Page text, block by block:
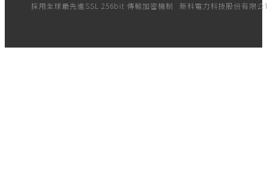
採用全球最先進SSL 256bit 傳輸加密機制
新科電力科技股份有限公